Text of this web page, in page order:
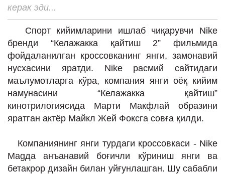
ИНТЕРВЬЮ
Таҳлил
Бу қизиқ
СПОРТ
керак эди...
Спорт кийимларини ишлаб чиқарувчи Nike
бренди “Келажакка қайтиш 2” фильмида
фойдаланилган кроссовканинг янги, замонавий
нусхасини яратди. Nike расмий сайтидаги
маълумотларга кўра, компания янги оёқ кийим
намунасини “Келажакка қайтиш”
кинотрилогиясида Марти Макфлай образини
яратган актёр Майкл Жей Фоксга совға қилди.
Компаниянинг янги турдаги кроссовкаси - Nike
Magда анъанавий боғичли кўриниш янги ва
бетакрор дизайн билан уйғунлашган. Шу сабабли